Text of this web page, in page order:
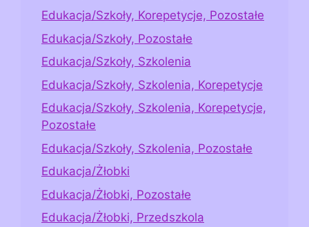
Edukacja/Szkoły, Korepetycje, Pozostałe
Edukacja/Szkoły, Pozostałe
Edukacja/Szkoły, Szkolenia
Edukacja/Szkoły, Szkolenia, Korepetycje
Edukacja/Szkoły, Szkolenia, Korepetycje,
Pozostałe
Edukacja/Szkoły, Szkolenia, Pozostałe
Edukacja/Żłobki
Edukacja/Żłobki, Pozostałe
Edukacja/Żłobki, Przedszkola